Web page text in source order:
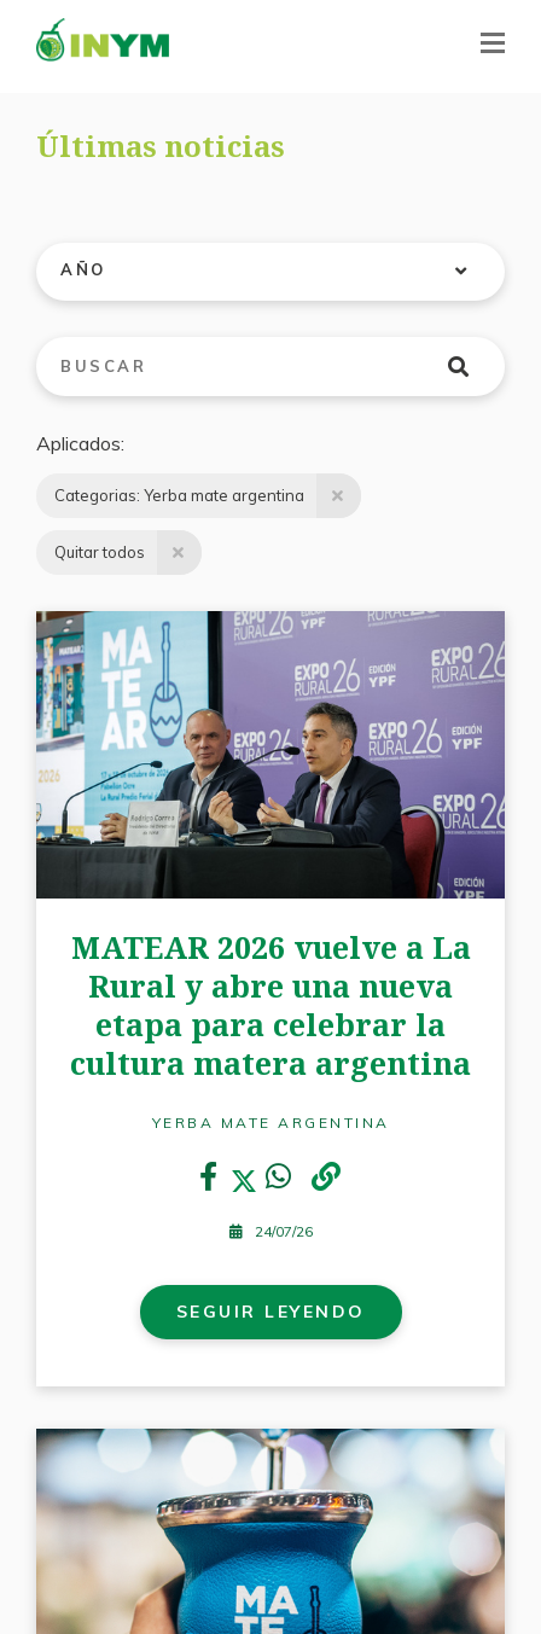
Últimas noticias
AÑO
Aplicados
Categorias: Yerba mate argentina
Quitar todos
MATEAR 2026 vuelve a La
Rural y abre una nueva
etapa para celebrar la
cultura matera argentina
YERBA MATE ARGENTINA
24/07/26
SEGUIR LEYENDO